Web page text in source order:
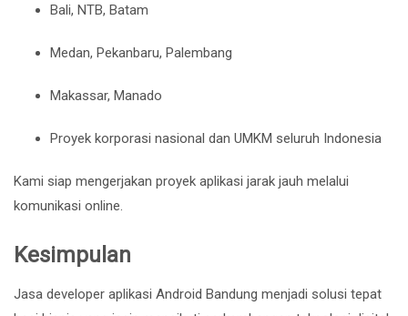
Bali, NTB, Batam
Medan, Pekanbaru, Palembang
Makassar, Manado
Proyek korporasi nasional dan UMKM seluruh Indonesia
Kami siap mengerjakan proyek aplikasi jarak jauh melalui
komunikasi online.
Kesimpulan
Jasa developer aplikasi Android Bandung menjadi solusi tepat